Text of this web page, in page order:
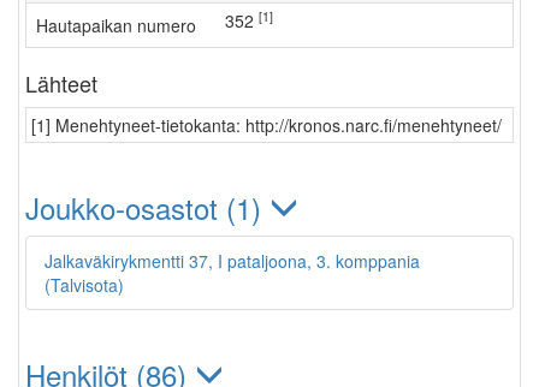
Hautapaikan numero 352 [1]
Lähteet
[1] Menehtyneet-tietokanta: http://kronos.narc.fi/menehtyneet/
Joukko-osastot (1)
Jalkaväkirykmentti 37, I pataljoona, 3. komppania
(Talvisota)
Henkilöt (86)